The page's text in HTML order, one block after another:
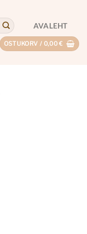
AVALEHT
OSTUKORV / 0,00€